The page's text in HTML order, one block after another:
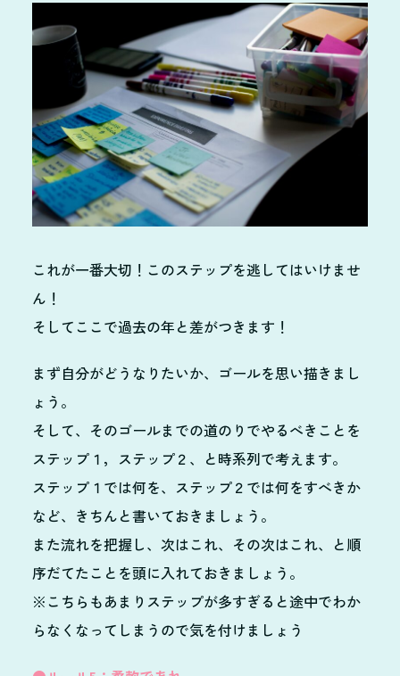
これが一番大切！このステップを逃してはいけませ
ん！
そしてここで過去の年と差がつきます！
まず自分がどうなりたいか、ゴールを思い描きまし
ょう。
そして、そのゴールまでの道のりでやるべきことを
ステップ１，ステップ２、と時系列で考えます。
ステップ１では何を、ステップ２では何をすべきか
など、きちんと書いておきましょう。
また流れを把握し、次はこれ、その次はこれ、と順
序だてたことを頭に入れておきましょう。
※こちらもあまりステップが多すぎると途中でわか
らなくなってしまうので気を付けましょう